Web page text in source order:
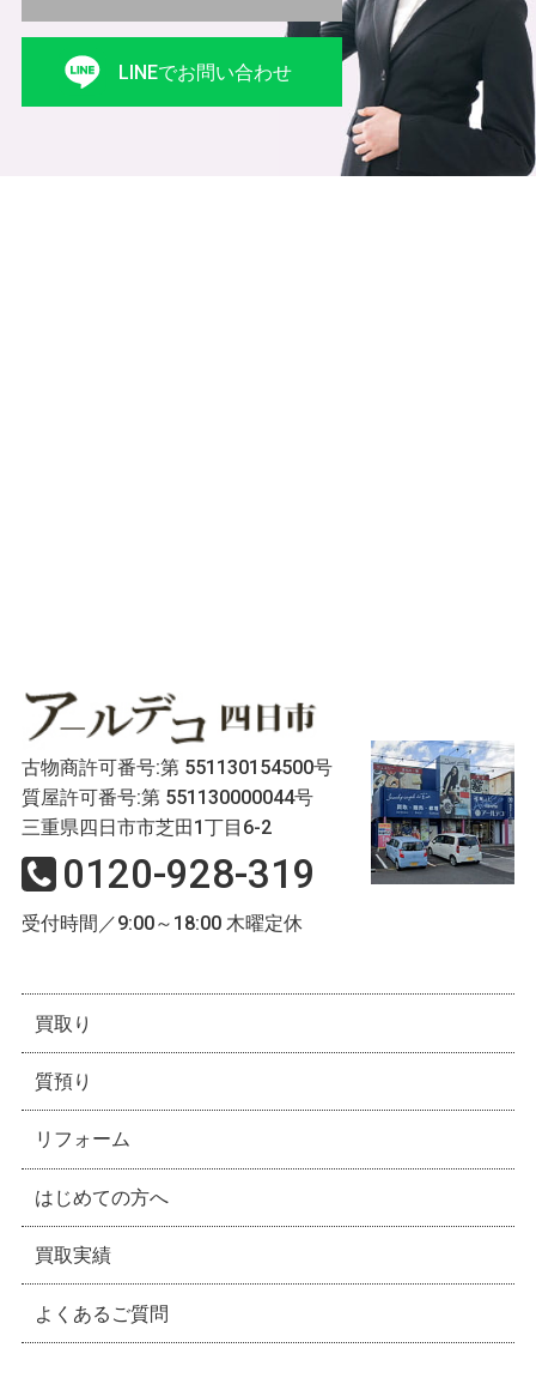
LINEでお問い合わせ
古物商許可番号:第 551130154500号
質屋許可番号:第 551130000044号
三重県四日市市芝田1丁目6-2
0120-928-319
受付時間／9:00～18:00 木曜定休
買取り
質預り
リフォーム
はじめての方へ
買取実績
よくあるご質問